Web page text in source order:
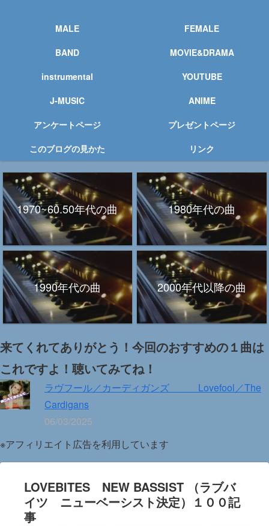
MALE
FEMALE
BAND
MOVIE&DRAMA
instrumental
YOUTUBE
J-MUSIC
ANIME
アンケートページ
プレゼントページ
このブログの見かた
リンク
1970~60.50年代の曲 1980年代の曲
1990年代の曲 2000年代以降の曲
来てくれてありがとう！今回のおすすめの１曲は
これですよ！聴いてみてね！
ラヴフール／カーディガンズ Lovefool／The
Cardigans
06/03/2025
※アフィリエイト広告を利用しています
LOVEBITES NEW BASSIST （ラブバ
イツ ニューベーシスト決定）１００記
事